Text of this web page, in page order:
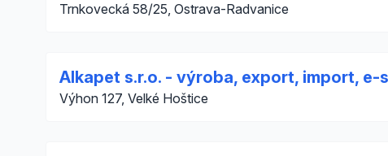
Trnkovecká 58/25, Ostrava-Radvanice
Alkapet s.r.o. - výroba, export, import, e-
Výhon 127, Velké Hoštice